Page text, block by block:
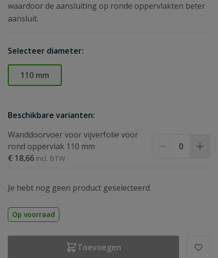
waardoor de aansluiting op ronde oppervlakten beter
aansluit.
Selecteer diameter:
110 mm
Beschikbare varianten:
Wanddoorvoer voor vijverfolie voor
rond oppervlak 110 mm
€ 18,66
Je hebt nog geen product geselecteerd
Op voorraad
Toevoegen